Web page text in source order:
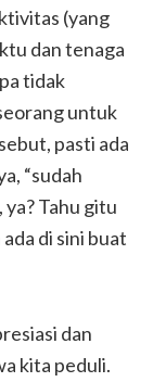
(yang
dan tenaga
tidak
untuk
pasti ada
“sudah
Tahu gitu
di sini buat
dan
kita peduli.